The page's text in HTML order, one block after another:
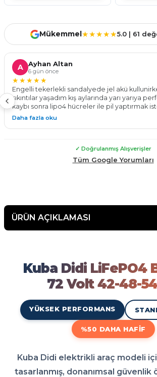
Mükemmel★★★★★5.0 | 61
A Ayhan Altan
6 gün önce
★★★★★
Engelli tekerlekli sandalyede jel akü
sıkıntılar yaşadım kış aylarında yarı yarıya
kaybı sonra lipo4 hücreler ile pil yaptırmak
bu işin ustası the dekar energy ile tanıştım
yardımlarından dolayı çok teşekkür ederim.
malının arkasında duran bir firma çekinmeden
Daha fazla oku
✓ Doğrulanmış Alışverişler
Tüm Google Yorumları
ÜRÜN AÇIKLAMASI
Kuba Didi LiFePO4 Batarya 72 Volt 42-48-54 Ah modeli